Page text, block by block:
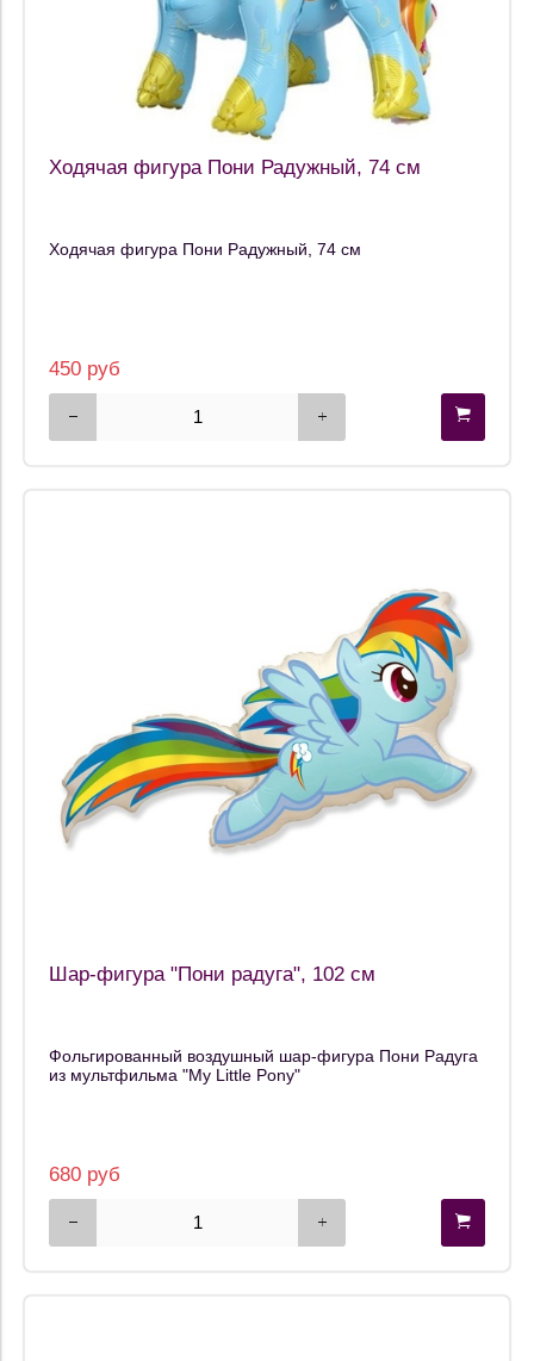
Ходячая фигура Пони Радужный, 74 см
Ходячая фигура Пони Радужный, 74 см
450 руб
Шар-фигура "Пони радуга", 102 см
Фольгированный воздушный шар-фигура Пони Радуга
из мультфильма "My Little Pony"
680 руб